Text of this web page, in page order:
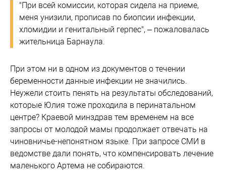
"При всей комиссии, которая сидела на приеме,
меня унизили, прописав по биопсии инфекции,
хломидии и генитальный герпес", – пожаловалась
жительница Барнаула.
При этом ни в одном из документов о течении
беременности данные инфекции не значились.
Неужели стоить пенять на результаты обследований,
которые Юлия тоже проходила в перинатальном
центре? Краевой минздрав тем временем на все
запросы от молодой мамы продолжает отвечать на
чиновничье-непонятном языке. При запросе СМИ в
ведомстве дали понять, что компенсировать лечение
маленького Артема не собираются.